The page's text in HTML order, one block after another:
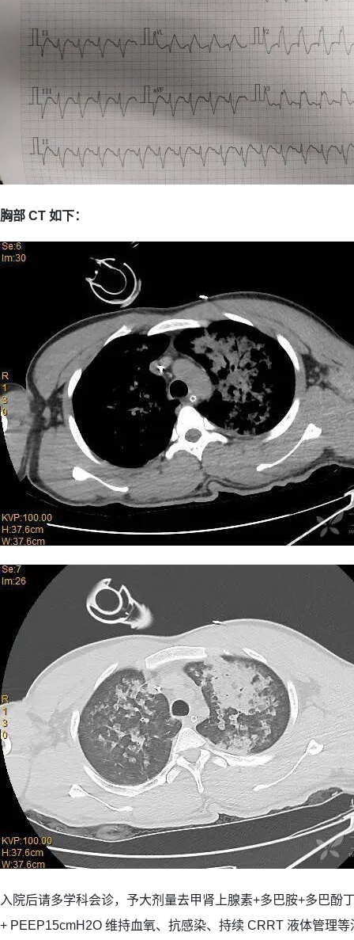
胸部 CT 如下：
入院后请多学科会诊，予大剂量去甲肾上腺素+多巴胺+多巴酚
+ PEEP15cmH2O 维持血氧、抗感染、持续 CRRT 液体管理